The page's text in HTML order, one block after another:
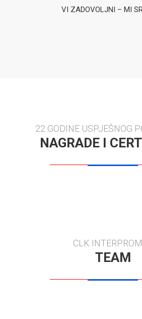
VI ZADOVOLJNI – MI
22 GODINE USPJEŠNOG
NAGRADE I
CLK
TEAM